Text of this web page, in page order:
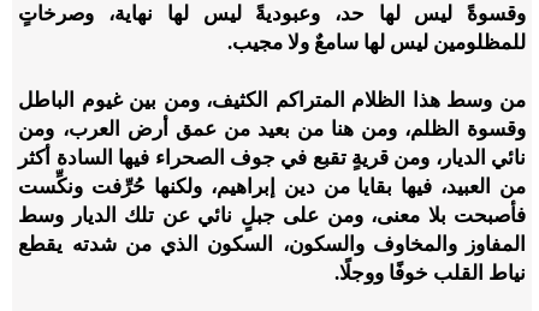
وقسوةً ليس لها حد، وعبوديةً ليس لها نهاية، وصرخاتٍ
للمظلومين ليس لها سامعٌ ولا مجيب.
من وسط هذا الظلام المتراكم الكثيف، ومن بين غيوم الباطل
وقسوة الظلم، ومن هنا من بعيد من عمق أرض العرب، ومن
نائي الديار، ومن قريةٍ تقبع في جوف الصحراء فيها السادة أكثر
من العبيد، فيها بقايا من دين إبراهيم، ولكنها حُرِّفت ونكِّست
فأصبحت بلا معنى، ومن على جبلٍ نائي عن تلك الديار وسط
المفاوز والمخاوف والسكون، السكون الذي من شدته يقطع
نياط القلب خوفًا ووجلًا.